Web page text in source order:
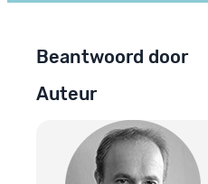
Beantwoord door
Auteur